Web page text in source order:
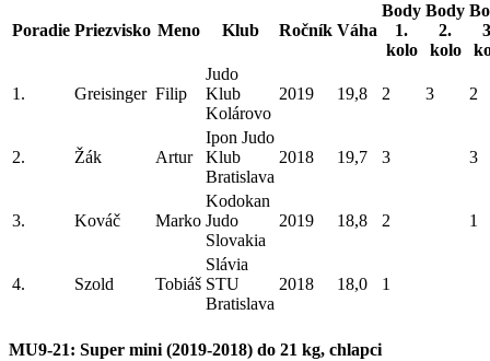
Poradie Priezvisko Meno Klub Ročník Váha
Body
1.
kolo
Body
2.
kolo
1. Greisinger Filip
Judo
Klub
Kolárovo
2019 19,8 2 3 2
2. Žák Artur
Ipon Judo
Klub
Bratislava
2018 19,7 3 3
3. Kováč Marko
Kodokan
Judo
Slovakia
2019 18,8 2 1
4. Szold Tobiáš
Slávia
STU
Bratislava
2018 18,0 1
MU9-21: Super mini (2019-2018) do 21 kg, chlapci